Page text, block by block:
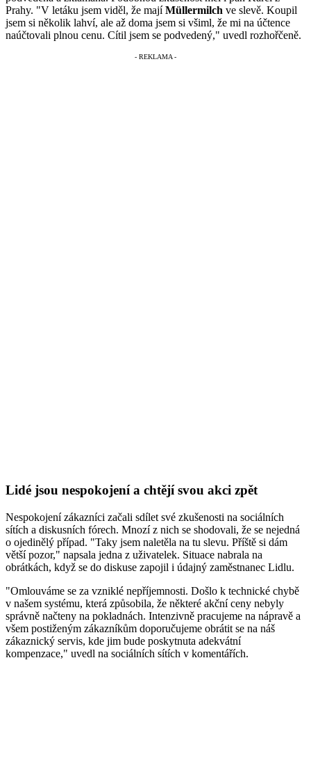
Prahy. "V letáku jsem viděl, že majíMüllermilch ve slevě. Koupil
jsem si několik lahví, ale až doma jsem si všiml, že mi na účtence
naúčtovali plnou cenu. Cítil jsem se podvedený," uvedl rozhořčeně.​
Lidé jsou nespokojení a chtějí svou akci zpět
Nespokojení zákazníci začali sdílet své zkušenosti na sociálních
sítích a diskusních fórech. Mnozí z nich se shodovali, že se nejedná
o ojedinělý případ. "Taky jsem naletěla na tu slevu. Příště si dám
větší pozor," napsala jedna z uživatelek. Situace nabrala na
obrátkách, když se do diskuse zapojil i údajný zaměstnanec Lidlu.
"Omlouváme se za vzniklé nepříjemnosti. Došlo k technické chybě
v našem systému, která způsobila, že některé akční ceny nebyly
správně načteny na pokladnách. Intenzivně pracujeme na nápravě a
všem postiženým zákazníkům doporučujeme obrátit se na náš
zákaznický servis, kde jim bude poskytnuta adekvátní
kompenzace," uvedl na sociálních sítích v komentářích.​